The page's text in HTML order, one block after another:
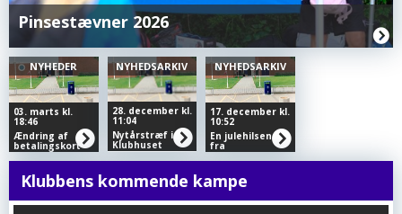
Pinsestævner 2026
NYHEDER
03. marts kl.
18:46
Ændring af
betalingskort
NYHEDSARKIV
28. december kl.
11:04
Nytårstræf i
Klubhuset
NYHEDSARKIV
17. december kl.
10:52
En julehilsen
fra
Børneudviklingstræneren
Hansen
Klubbens kommende kampe